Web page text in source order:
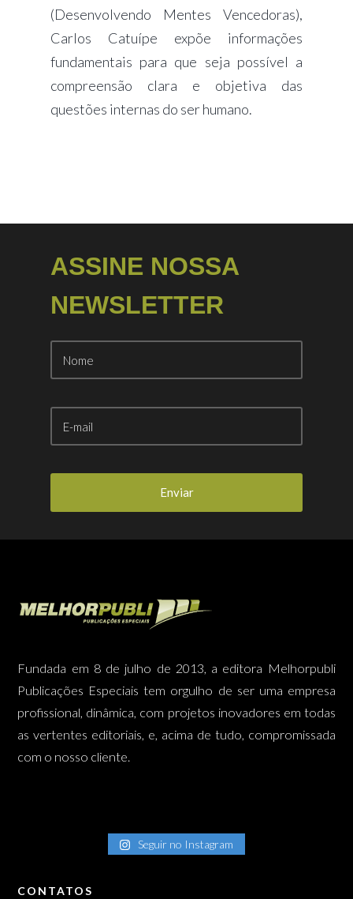
(Desenvolvendo Mentes Vencedoras),
Carlos Catuípe expõe informações
fundamentais para que seja possível a
compreensão clara e objetiva das
questões internas do ser humano.
ASSINE NOSSA
NEWSLETTER
Enviar
Fundada em 8 de julho de 2013, a editora Melhorpubli
Publicações Especiais tem orgulho de ser uma empresa
profissional, dinâmica, com projetos inovadores em todas
as vertentes editoriais, e, acima de tudo, compromissada
com o nosso cliente.
Seguir no Instagram
CONTATOS